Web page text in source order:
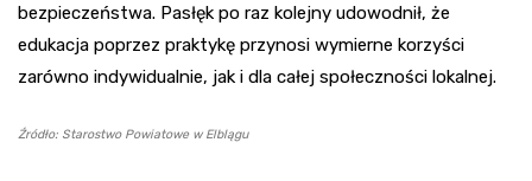
bezpieczeństwa. Pasłęk po raz kolejny udowodnił, że
edukacja poprzez praktykę przynosi wymierne korzyści
zarówno indywidualnie, jak i dla całej społeczności lokalnej.
Źródło: Starostwo Powiatowe w Elblągu